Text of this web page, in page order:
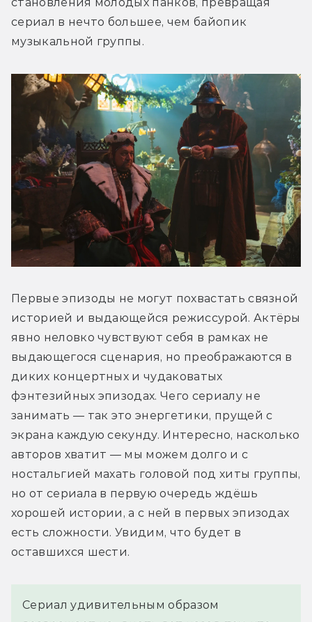
сериал в нечто большее, чем байопик
музыкальной группы.
Первые эпизоды не могут похвастать связной
историей и выдающейся режиссурой. Актёры
явно неловко чувствуют себя в рамках не
выдающегося сценария, но преображаются в
диких концертных и чудаковатых
фэнтезийных эпизодах. Чего сериалу не
занимать — так это энергетики, прущей с
экрана каждую секунду. Интересно, насколько
авторов хватит — мы можем долго и с
ностальгией махать головой под хиты группы,
но от сериала в первую очередь ждёшь
хорошей истории, а с ней в первых эпизодах
есть сложности. Увидим, что будет в
оставшихся шести.
Сериал удивительным образом